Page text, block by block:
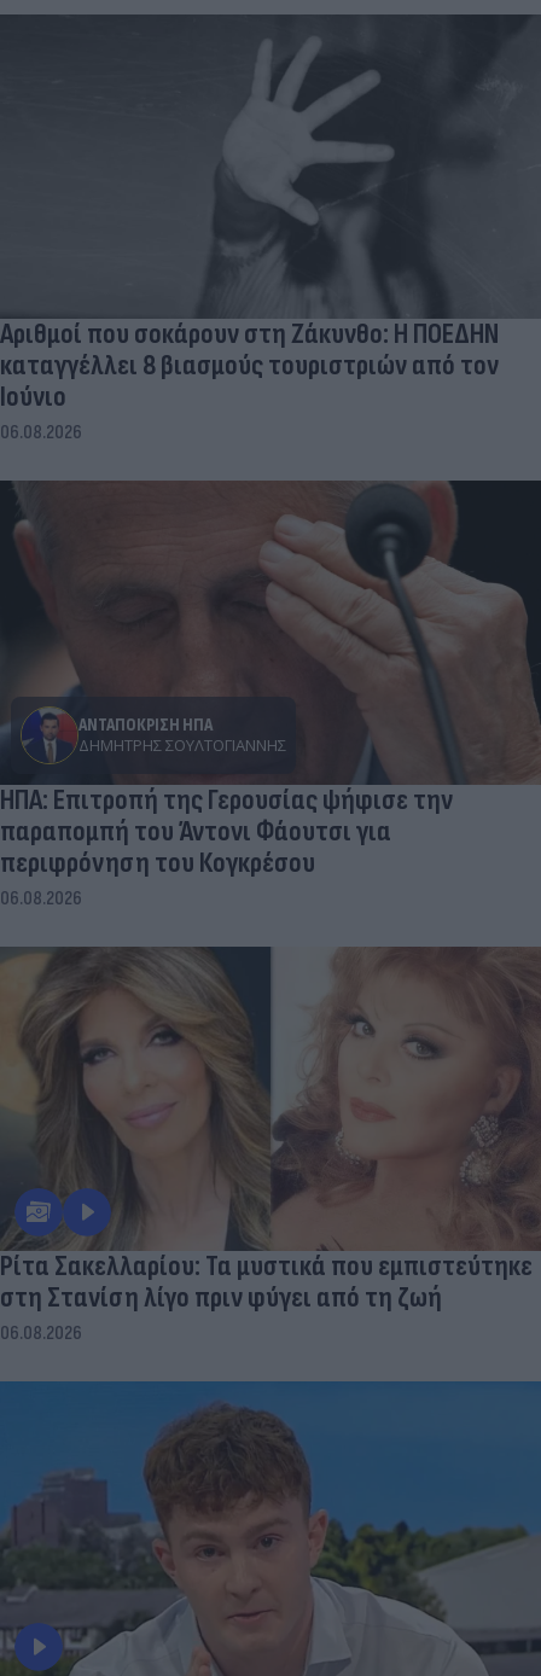
Αριθμοί που σοκάρουν στη Ζάκυνθο: Η ΠΟΕΔΗΝ
καταγγέλλει 8 βιασμούς τουριστριών από τον
Ιούνιο
06.08.2026
ΑΝΤΑΠΟΚΡΙΣΗ ΗΠΑ
ΔΗΜΉΤΡΗΣ ΣΟΥΛΤΟΓΙΆΝΝΗΣ
ΗΠΑ: Επιτροπή της Γερουσίας ψήφισε την
παραπομπή του Άντονι Φάουτσι για
περιφρόνηση του Κογκρέσου
06.08.2026
Ρίτα Σακελλαρίου: Τα μυστικά που εμπιστεύτηκε
στη Στανίση λίγο πριν φύγει από τη ζωή
06.08.2026